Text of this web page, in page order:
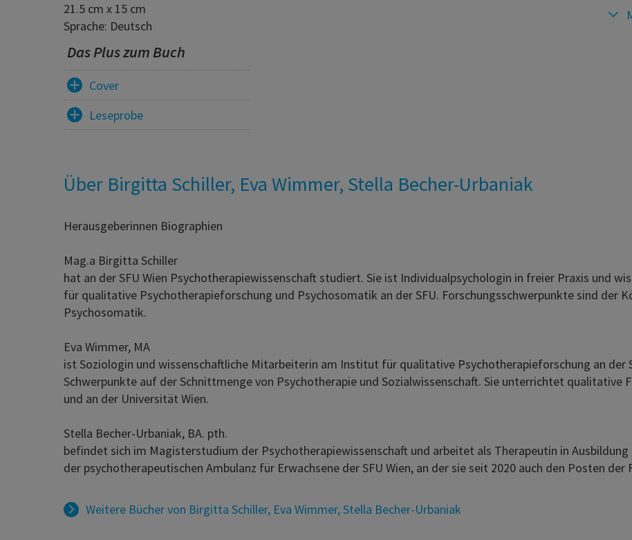
21.5 cm x 15 cm
Sprache: Deutsch
Das Plus zum Buch
Cover
Leseprobe
Über Birgitta Schiller, Eva Wimmer, Stella Becher-Urbaniak
Herausgeberinnen Biographien
Mag.a Birgitta Schiller
hat an der SFU Wien Psychotherapiewissenschaft studiert. Sie ist Individualpsychologin in freier Praxis und
für qualitative Psychotherapieforschung und Psychosomatik an der SFU. Forschungsschwerpunkte sind der
Psychosomatik.
Eva Wimmer, MA
ist Soziologin und wissenschaftliche Mitarbeiterin am Institut für qualitative Psychotherapieforschung an der
Schwerpunkte auf der Schnittmenge von Psychotherapie und Sozialwissenschaft. Sie unterrichtet qualitative
und an der Universität Wien.
Stella Becher-Urbaniak, BA. pth.
befindet sich im Magisterstudium der Psychotherapiewissenschaft und arbeitet als Therapeutin in
der psychotherapeutischen Ambulanz für Erwachsene der SFU Wien, an der sie seit 2020 auch den Posten
Weitere Bücher von Birgitta Schiller, Eva Wimmer,Stella Becher-Urbaniak